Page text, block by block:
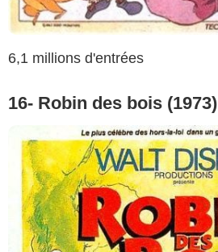
6,1 millions d'entrées
16- Robin des bois (1973)